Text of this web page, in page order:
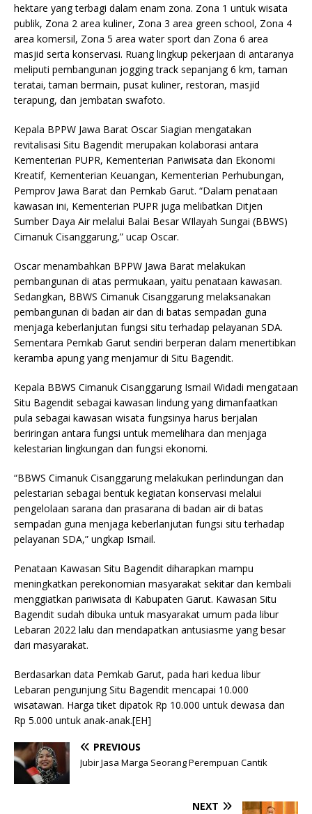
hektare yang terbagi dalam enam zona. Zona 1 untuk wisata
publik, Zona 2 area kuliner, Zona 3 area green school, Zona 4
area komersil, Zona 5 area water sport dan Zona 6 area
masjid serta konservasi. Ruang lingkup pekerjaan di antaranya
meliputi pembangunan jogging track sepanjang 6 km, taman
teratai, taman bermain, pusat kuliner, restoran, masjid
terapung, dan jembatan swafoto.
Kepala BPPW Jawa Barat Oscar Siagian mengatakan
revitalisasi Situ Bagendit merupakan kolaborasi antara
Kementerian PUPR, Kementerian Pariwisata dan Ekonomi
Kreatif, Kementerian Keuangan, Kementerian Perhubungan,
Pemprov Jawa Barat dan Pemkab Garut. “Dalam penataan
kawasan ini, Kementerian PUPR juga melibatkan Ditjen
Sumber Daya Air melalui Balai Besar WIlayah Sungai (BBWS)
Cimanuk Cisanggarung,” ucap Oscar.
Oscar menambahkan BPPW Jawa Barat melakukan
pembangunan di atas permukaan, yaitu penataan kawasan.
Sedangkan, BBWS Cimanuk Cisanggarung melaksanakan
pembangunan di badan air dan di batas sempadan guna
menjaga keberlanjutan fungsi situ terhadap pelayanan SDA.
Sementara Pemkab Garut sendiri berperan dalam menertibkan
keramba apung yang menjamur di Situ Bagendit.
Kepala BBWS Cimanuk Cisanggarung Ismail Widadi mengataan
Situ Bagendit sebagai kawasan lindung yang dimanfaatkan
pula sebagai kawasan wisata fungsinya harus berjalan
beriringan antara fungsi untuk memelihara dan menjaga
kelestarian lingkungan dan fungsi ekonomi.
“BBWS Cimanuk Cisanggarung melakukan perlindungan dan
pelestarian sebagai bentuk kegiatan konservasi melalui
pengelolaan sarana dan prasarana di badan air di batas
sempadan guna menjaga keberlanjutan fungsi situ terhadap
pelayanan SDA,” ungkap Ismail.
Penataan Kawasan Situ Bagendit diharapkan mampu
meningkatkan perekonomian masyarakat sekitar dan kembali
menggiatkan pariwisata di Kabupaten Garut. Kawasan Situ
Bagendit sudah dibuka untuk masyarakat umum pada libur
Lebaran 2022 lalu dan mendapatkan antusiasme yang besar
dari masyarakat.
Berdasarkan data Pemkab Garut, pada hari kedua libur
Lebaran pengunjung Situ Bagendit mencapai 10.000
wisatawan. Harga tiket dipatok Rp 10.000 untuk dewasa dan
Rp 5.000 untuk anak-anak.[EH]
PREVIOUS
Jubir Jasa Marga Seorang Perempuan Cantik
NEXT